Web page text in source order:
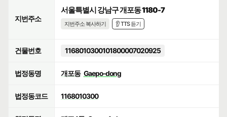
지번주소
서울특별시 강남구 개포동 1180-7
지번주소 복사하기 👂 TTS 듣기
건물번호 1168010300101800007020925
법정동명 개포동 Gaepo-dong
법정동코드 1168010300